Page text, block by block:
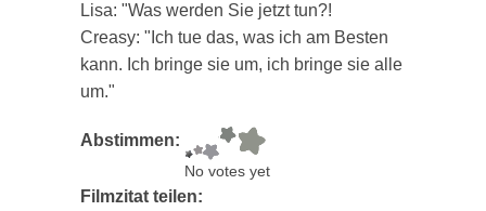
Lisa: "Was werden Sie jetzt tun?!
Creasy: "Ich tue das, was ich am Besten
kann. Ich bringe sie um, ich bringe sie alle
um."
Abstimmen:
No votes yet
Filmzitat teilen: